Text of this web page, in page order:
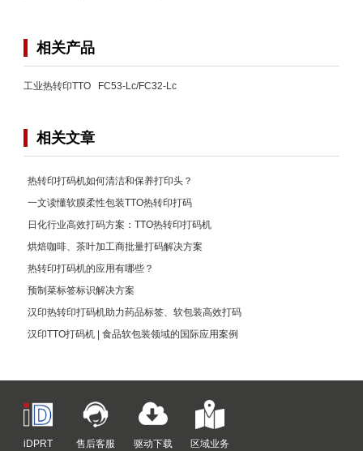
相关产品
工业热转印TTO FC53-Lc/FC32-Lc
相关文章
热转印打码机如何清洁和保养打印头？
一文读懂软膜柔性包装TTO热转印打码
日化行业高效打码方案：TTO热转印打码机
烘焙咖啡、茶叶加工商批量打码解决方案
热转印打码机的应用有哪些？
预制菜标签标识解决方案
汉印热转印打码机助力药品标签、软包装高效打码
汉印TTO打码机 | 食品软包装领域的国际应用案例
iDPRT 售后客服 驱动下载 区域业务